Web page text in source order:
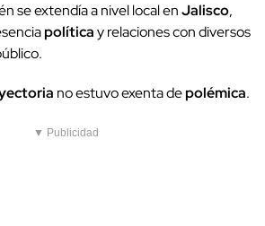
se extendía a nivel local enJalisco,
políticay relaciones con diversos
no estuvo exenta depolémica.
▼ Publicidad